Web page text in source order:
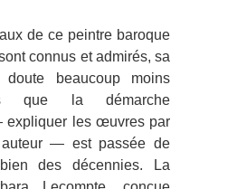
de ce peintre baroque
connus et admirés, sa
beaucoup moins
que la démarche
expliquer les œuvres par
— est passée de
des décennies. La